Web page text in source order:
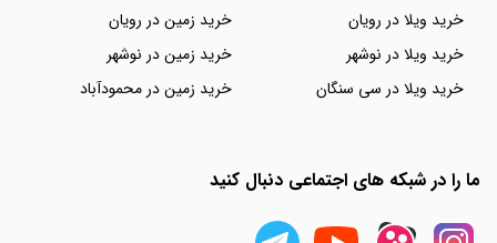
خرید ویلا در رویان
خرید ویلا در نوشهر
خرید ویلا در سی سنگان
خرید زمین در رویان
خرید زمین در نوشهر
خرید زمین در محمودآباد
ما را در شبکه های اجتماعی دنبال کنید